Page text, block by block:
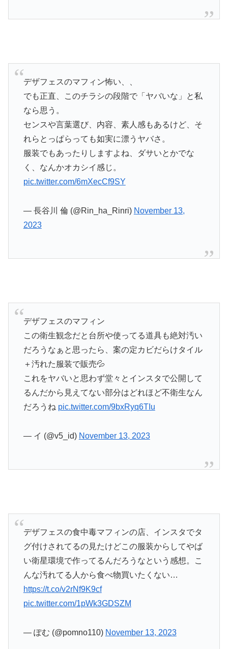
デザフェスのマフィン怖い、、
でも正直、このチラシの段階で「ヤバいな」と私
なら思う。
センスや言葉選び、内容、素人感もあるけど、そ
れらとっぱらっても如実に漂うヤバさ。
服装でもあったりしますよね、ダサいとかでな
く、なんかオカシイ感じ。
pic.twitter.com/6mXecCf9SY
— 長谷川 倫 (@Rin_ha_Rinri) November 13,
2023
デザフェスのマフィン
この衛生観念だと台所や使ってる道具も絶対汚い
だろうなぁと思ったら、案の定カビだらけタイル
＋汚れた服装で販売💦
これをヤバいと思わず堂々とインスタで公開して
るんだから見えてない部分はどれほど不衛生なん
だろうね pic.twitter.com/9bxRyq6TIu
— イ (@v5_id) November 13, 2023
デザフェスの食中毒マフィンの店、インスタでタ
グ付けされてるの見たけどこの服装からしてやば
い衛星環境で作ってるんだろうなという感想。こ
んな汚れてる人から食べ物買いたくない…
https://t.co/v2rNf9K9cf
pic.twitter.com/1pWk3GDSZM
— ぽむ (@pomno110) November 13, 2023